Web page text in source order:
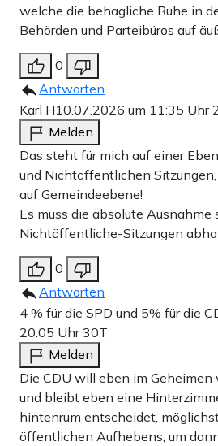
welche die behagliche Ruhe in
Behörden und Parteibüros auf
0
Antworten
Karl H10.07.2026 um 11:35 Uhr
Melden
Das steht für mich auf einer
und Nichtöffentlichen
auf Gemeindeebene!
Es muss die absolute Ausnahme
Nichtöffentliche-Sitzungen
0
Antworten
4 % für die SPD und 5% für die
20:05 Uhr30T
Melden
Die CDU will eben im
und bleibt eben eine
hintenrum entscheidet,
öffentlichen Aufhebens, um